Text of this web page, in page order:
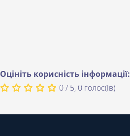
Оцініть корисність інформації:
0 / 5, 0 голос(ів)